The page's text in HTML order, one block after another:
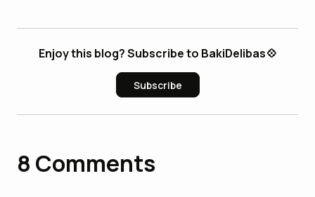
Enjoy this blog? Subscribe to BakiDelibas💠
Subscribe
8 Comments